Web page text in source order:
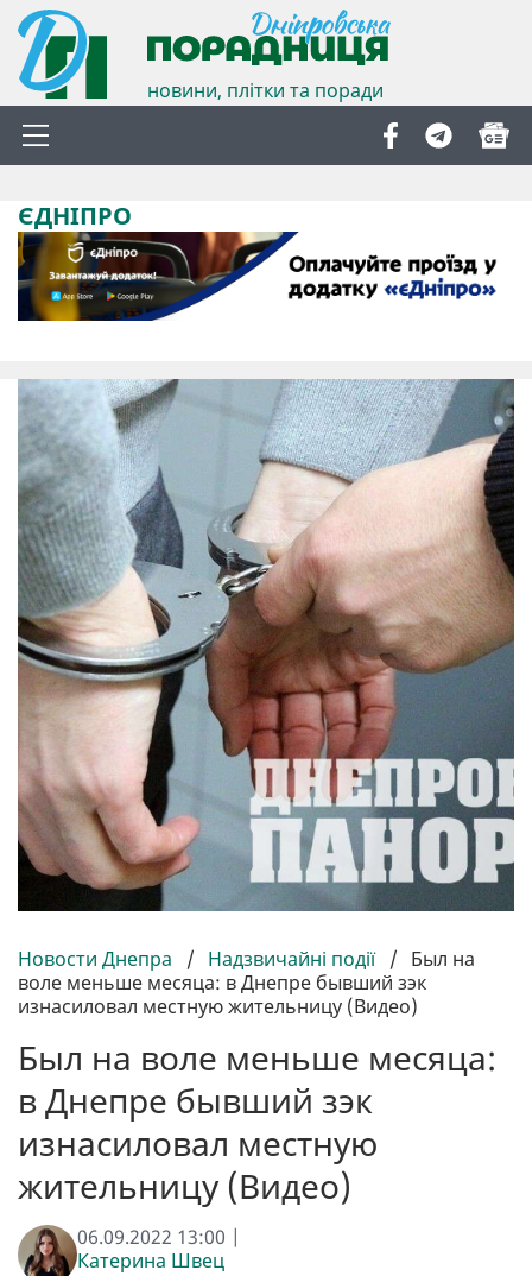
новини, плітки та поради
ЄДНІПРО
Новости Днепра / Надзвичайні події / Был на
воле меньше месяца: в Днепре бывший зэк
изнасиловал местную жительницу (Видео)
Был на воле меньше месяца:
в Днепре бывший зэк
изнасиловал местную
жительницу (Видео)
06.09.2022 13:00 |
Катерина Швец